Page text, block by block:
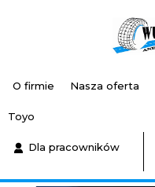
O firmie Nasza oferta
Toyo
Dla pracowników